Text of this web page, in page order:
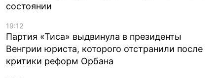
состоянии
19:12
Партия «Тиса» выдвинула в президенты
Венгрии юриста, которого отстранили после
критики реформ Орбана